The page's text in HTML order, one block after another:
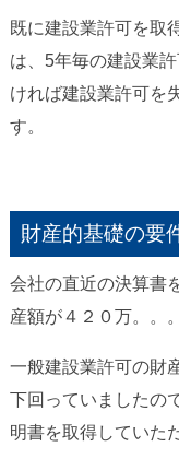
既に建設業許可を取
は、5年毎の建設業
ければ建設業許可を
す。
財産的基礎の要
会社の直近の決算書
産額が４２０万。。。
一般建設業許可の財
下回っていましたの
明書を取得していた